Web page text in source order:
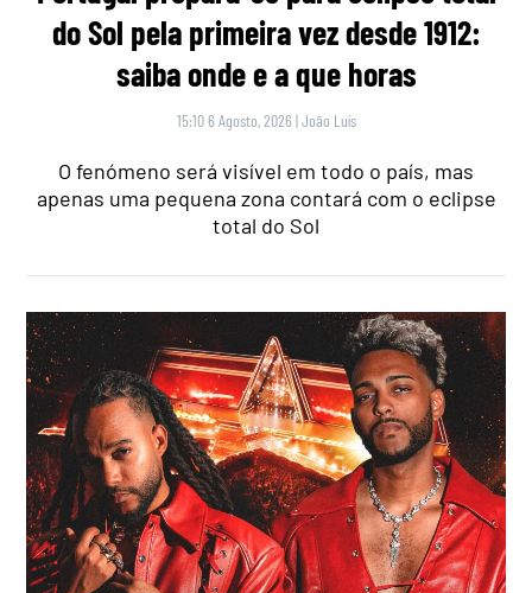
do Sol pela primeira vez desde 1912:
saiba onde e a que horas
15:10 6 Agosto, 2026 |João Luís
O fenómeno será visível em todo o país, mas
apenas uma pequena zona contará com o eclipse
total do Sol